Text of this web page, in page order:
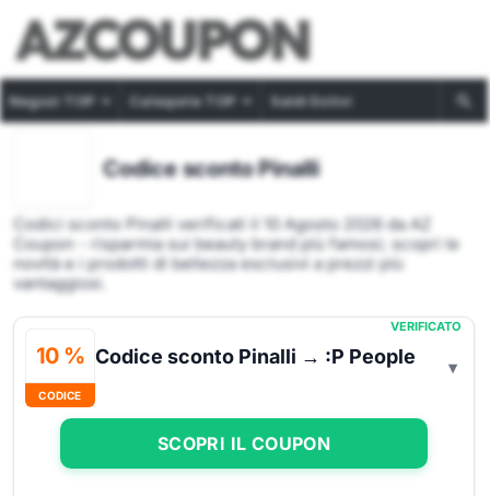
Negozi TOP Categorie TOP Saldi Estivi
Codice sconto Pinalli
Codici sconto Pinalli verificati il 10 Agosto 2026 da AZ
Coupon - risparmia sui beauty brand più famosi; scopri le
novità e i prodotti di bellezza esclusivi a prezzi più
vantaggiosi.
10 %
CODICE
VERIFICATO
Codice sconto Pinalli → :P People
SCOPRI IL COUPON